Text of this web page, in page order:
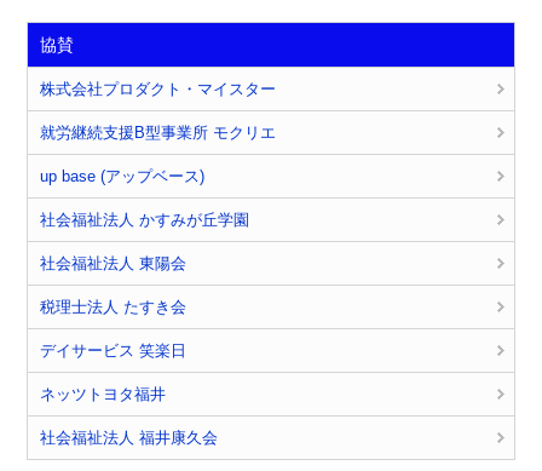
協賛
株式会社プロダクト・マイスター
就労継続支援B型事業所 モクリエ
up base (アップベース)
社会福祉法人 かすみが丘学園
社会福祉法人 東陽会
税理士法人 たすき会
デイサービス 笑楽日
ネッツトヨタ福井
社会福祉法人 福井康久会